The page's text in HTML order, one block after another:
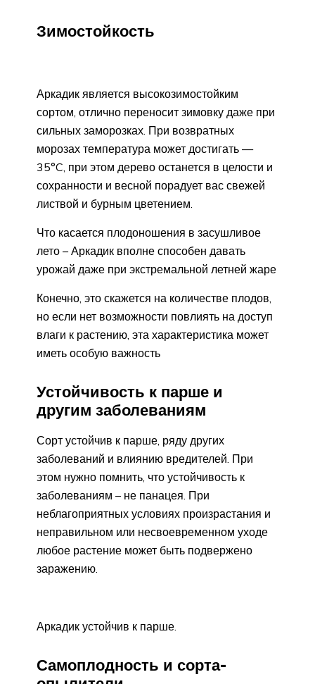
Зимостойкость
Аркадик является высокозимостойким
сортом, отлично переносит зимовку даже при
сильных заморозках. При возвратных
морозах температура может достигать —
35°C, при этом дерево останется в целости и
сохранности и весной порадует вас свежей
листвой и бурным цветением.
Что касается плодоношения в засушливое
лето – Аркадик вполне способен давать
урожай даже при экстремальной летней жаре
Конечно, это скажется на количестве плодов,
но если нет возможности повлиять на доступ
влаги к растению, эта характеристика может
иметь особую важность
Устойчивость к парше и
другим заболеваниям
Сорт устойчив к парше, ряду других
заболеваний и влиянию вредителей. При
этом нужно помнить, что устойчивость к
заболеваниям – не панацея. При
неблагоприятных условиях произрастания и
неправильном или несвоевременном уходе
любое растение может быть подвержено
заражению.
Аркадик устойчив к парше.
Самоплодность и сорта-